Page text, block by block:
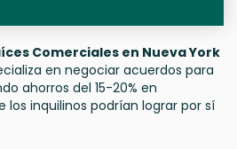
Comerciales en Nueva York
en negociar acuerdos para
ahorros del 15-20% en
inquilinos podrían lograr por sí